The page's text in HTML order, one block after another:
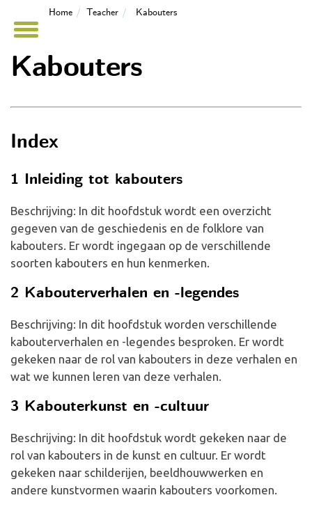
Home Teacher Kabouters
Kabouters
Index
1 Inleiding tot kabouters
Beschrijving: In dit hoofdstuk wordt een overzicht
gegeven van de geschiedenis en de folklore van
kabouters. Er wordt ingegaan op de verschillende
soorten kabouters en hun kenmerken.
2 Kabouterverhalen en -legendes
Beschrijving: In dit hoofdstuk worden verschillende
kabouterverhalen en -legendes besproken. Er wordt
gekeken naar de rol van kabouters in deze verhalen en
wat we kunnen leren van deze verhalen.
3 Kabouterkunst en -cultuur
Beschrijving: In dit hoofdstuk wordt gekeken naar de
rol van kabouters in de kunst en cultuur. Er wordt
gekeken naar schilderijen, beeldhouwwerken en
andere kunstvormen waarin kabouters voorkomen.